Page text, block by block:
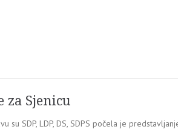
za Sjenicu
su SDP, LDP, DS, SDPS počela je